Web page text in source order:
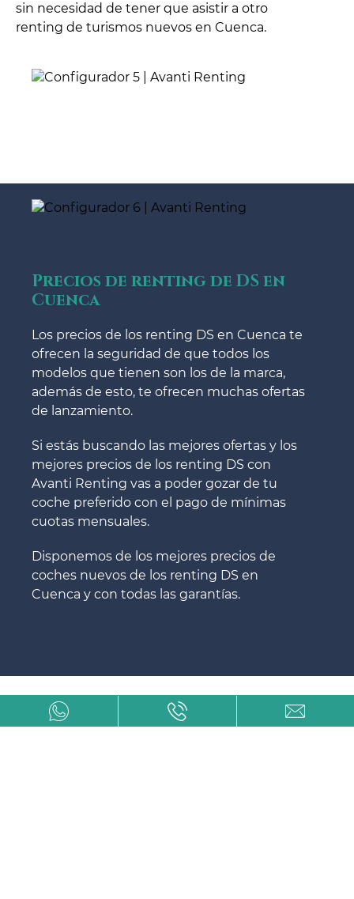
sin necesidad de tener que asistir a otro
renting de turismos nuevos en Cuenca.
Precios de renting de DS en
Cuenca
Los precios de los renting DS en Cuenca te
ofrecen la seguridad de que todos los
modelos que tienen son los de la marca,
además de esto, te ofrecen muchas ofertas
de lanzamiento.
Si estás buscando las mejores ofertas y los
mejores precios de los renting DS con
Avanti Renting vas a poder gozar de tu
coche preferido con el pago de mínimas
cuotas mensuales.
Disponemos de los mejores precios de
coches nuevos de los renting DS en
Cuenca y con todas las garantías.